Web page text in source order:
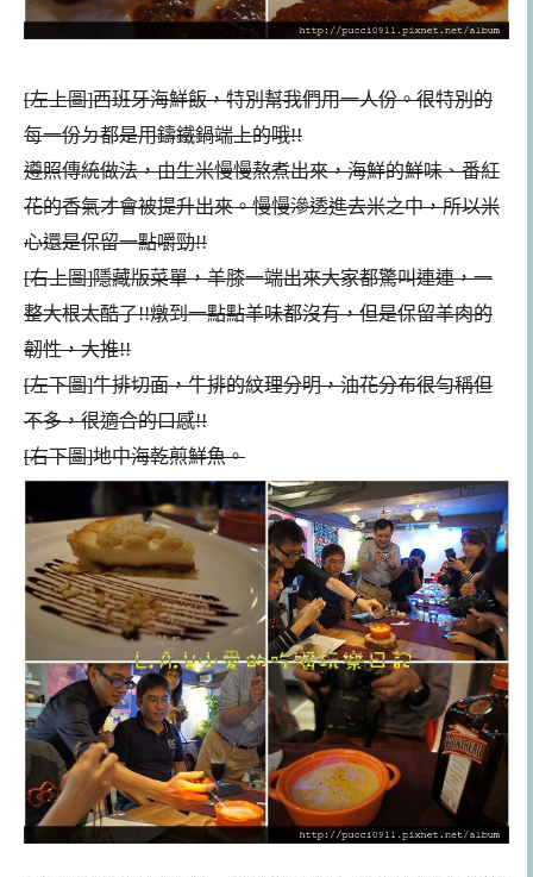
[左上圖]西班牙海鮮飯，特別幫我們用一人份。很特別的
每一份ㄉ都是用鑄鐵鍋端上的哦!!
遵照傳統做法，由生米慢慢熬煮出來，海鮮的鮮味、番紅
花的香氣才會被提升出來。慢慢滲透進去米之中，所以米
心還是保留一點嚼勁!!
[右上圖]隱藏版菜單，羊膝一端出來大家都驚叫連連，一
整大根太酷了!!燉到一點點羊味都沒有，但是保留羊肉的
韌性，大推!!
[左下圖]牛排切面，牛排的紋理分明，油花分布很勻稱但
不多，很適合的口感!!
[右下圖]地中海乾煎鮮魚。